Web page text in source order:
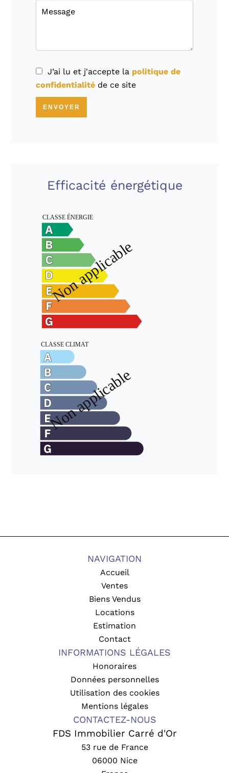
J’ai lu et j'accepte la politique de
confidentialité de ce site
ENVOYER
Efficacité énergétique
NAVIGATION
Accueil
Ventes
Biens Vendus
Locations
Estimation
Contact
INFORMATIONS LÉGALES
Honoraires
Données personnelles
Utilisation des cookies
Mentions légales
CONTACTEZ-NOUS
FDS Immobilier Carré d'Or
53 rue de France
06000 Nice